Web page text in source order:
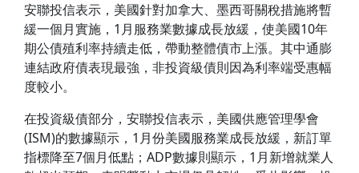
安聯投信表示，美國針對加拿大、墨西哥關稅措施將暫
緩一個月實施，1月服務業數據成長放緩，使美國10年
期公債殖利率持續走低，帶動整體債市上漲。其中通膨
連結政府債表現最強，非投資級債則因為利率端受惠幅
度較小。
在投資級債部分，安聯投信表示，美國供應管理學會
(ISM)的數據顯示，1月份美國服務業成長放緩，新訂單
指標降至7個月低點；ADP數據則顯示，1月新增就業人